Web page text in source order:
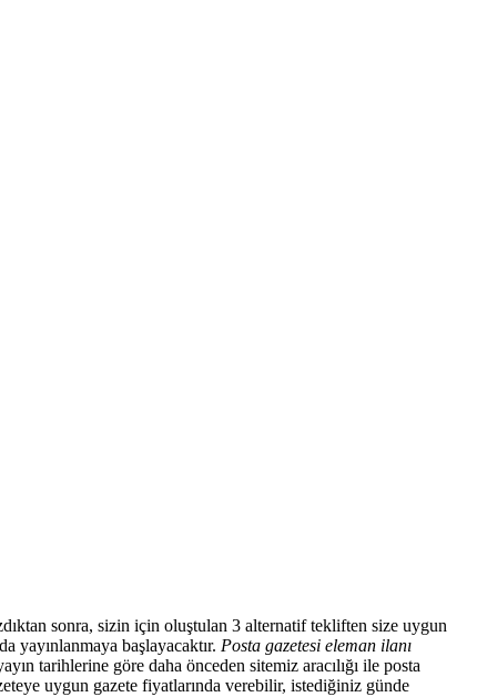
sonra, sizin için oluştulan 3 alternatif tekliften size uygun
yayınlanmaya başlayacaktır. Posta gazetesi eleman ilanı
tarihlerine göre daha önceden sitemiz aracılığı ile posta
uygun gazete fiyatlarında verebilir, istediğiniz günde